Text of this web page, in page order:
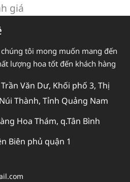
giá
tôi mong muốn mang đến
lượng hoa tốt đến khách hàng
Văn Dư, Khối phố 3, Thị
Thành, Tỉnh Quảng Nam
Hoa Thám, q.Tân Bình
Biên phủ quận 1